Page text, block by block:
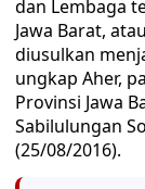
dan Lembaga
Jawa Barat,
diusulkan
ungkap Aher,
Provinsi Jawa
Sabilulungan
(25/08/2016).